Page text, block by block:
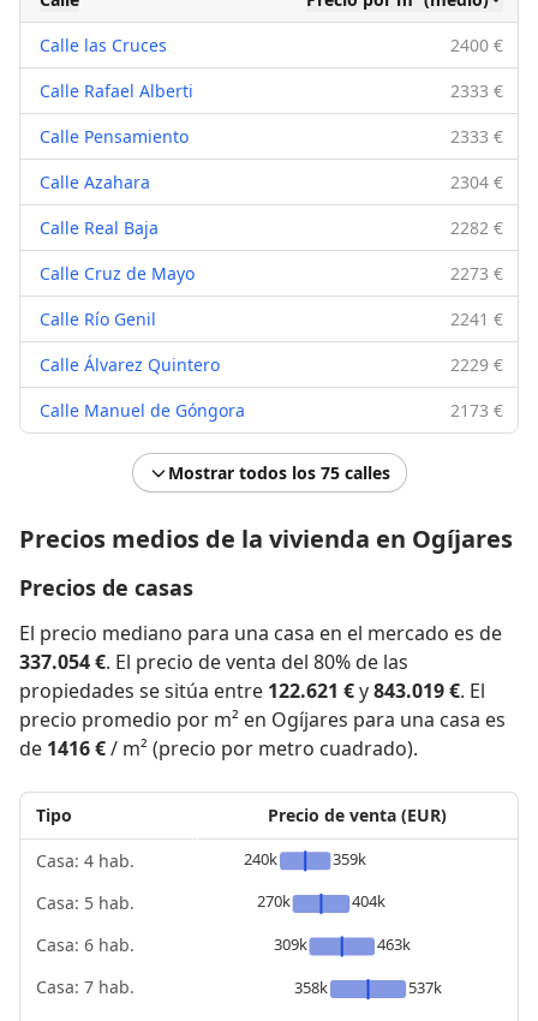
Calle las Cruces
2400 €
Calle Rafael Alberti
2333 €
Calle Pensamiento
2333 €
Calle Azahara
2304 €
Calle Real Baja
2282 €
Calle Cruz de Mayo
2273 €
Calle Río Genil
2241 €
Calle Álvarez Quintero
2229 €
Calle Manuel de Góngora
2173 €
Mostrar todos los 75 calles
Precios medios de la vivienda en Ogíjares
Precios de casas
El precio mediano para una casa en el mercado es de
337.054 €. El precio de venta del 80% de las
propiedades se sitúa entre 122.621 €y843.019 €. El
precio promedio por m² en Ogíjares para una casa es
de 1416 €/ m² (precio por metro cuadrado).
Tipo
Casa: 4 hab.
Casa: 5 hab.
Casa: 6 hab.
Casa: 7 hab.
Precio de venta (EUR)
240k
359k
270k
404k
309k
463k
358k
537k